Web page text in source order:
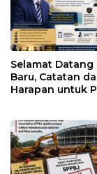
Selamat Datang
Baru, Catatan
Harapan untuk